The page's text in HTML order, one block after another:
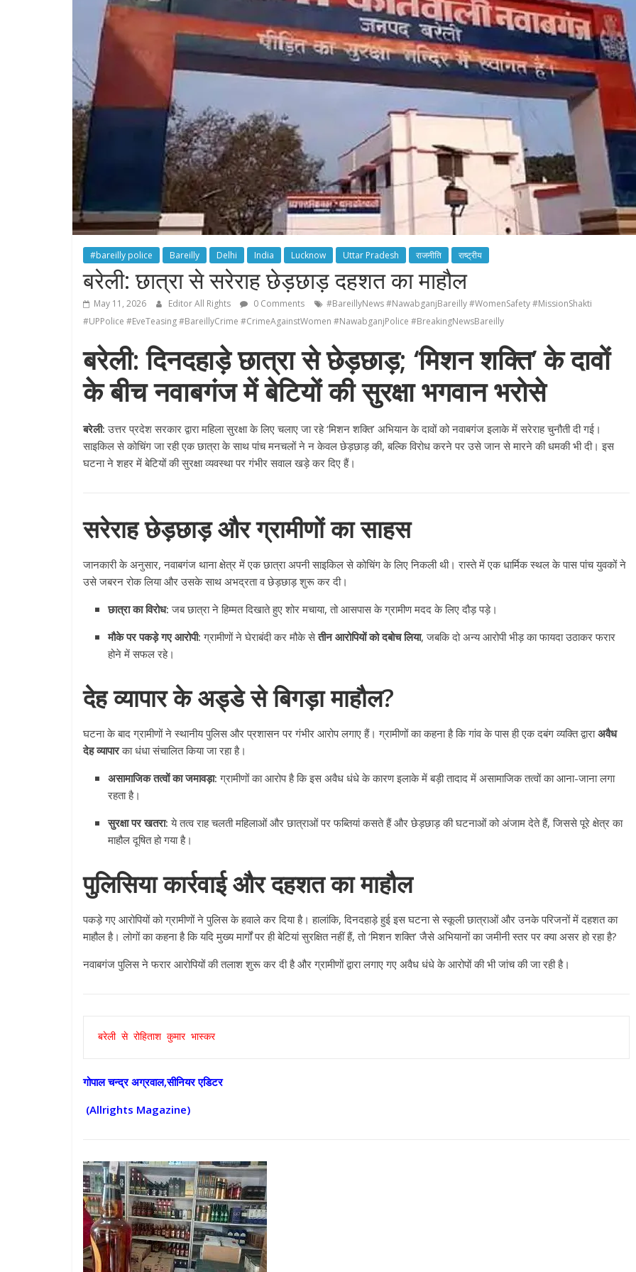
#bareilly police Bareilly Delhi India Lucknow Uttar Pradesh राजनीति राष्ट्रीय
बरेली: छात्रा से सरेराह छेड़छाड़ दहशत का माहौल
May 11, 2026 Editor All Rights 0 Comments
#BareillyNews #NawabganjBareilly #WomenSafety #MissionShakti
#UPPolice #EveTeasing #BareillyCrime #CrimeAgainstWomen #NawabganjPolice #BreakingNewsBareilly
बरेली: दिनदहाड़े छात्रा से छेड़छाड़; ‘मिशन शक्ति’ के दावों
के बीच नवाबगंज में बेटियों की सुरक्षा भगवान भरोसे
बरेली: उत्तर प्रदेश सरकार द्वारा महिला सुरक्षा के लिए चलाए जा रहे ‘मिशन शक्ति’ अभियान के दावों को नवाबगंज इलाके में सरेराह चुनौती दी गई।
साइकिल से कोचिंग जा रही एक छात्रा के साथ पांच मनचलों ने न केवल छेड़छाड़ की, बल्कि विरोध करने पर उसे जान से मारने की धमकी भी दी। इस
घटना ने शहर में बेटियों की सुरक्षा व्यवस्था पर गंभीर सवाल खड़े कर दिए हैं।
सरेराह छेड़छाड़ और ग्रामीणों का साहस
जानकारी के अनुसार, नवाबगंज थाना क्षेत्र में एक छात्रा अपनी साइकिल से कोचिंग के लिए निकली थी। रास्ते में एक धार्मिक स्थल के पास पांच युवकों ने
उसे जबरन रोक लिया और उसके साथ अभद्रता व छेड़छाड़ शुरू कर दी।
छात्रा का विरोध: जब छात्रा ने हिम्मत दिखाते हुए शोर मचाया, तो आसपास के ग्रामीण मदद के लिए दौड़ पड़े।
मौके पर पकड़े गए आरोपी: ग्रामीणों ने घेराबंदी कर मौके सेतीन आरोपियों को दबोच लिया, जबकि दो अन्य आरोपी भीड़ का फायदा उठाकर फरार
होने में सफल रहे।
देह व्यापार के अड्डे से बिगड़ा माहौल?
घटना के बाद ग्रामीणों ने स्थानीय पुलिस और प्रशासन पर गंभीर आरोप लगाए हैं। ग्रामीणों का कहना है कि गांव के पास ही एक दबंग व्यक्ति द्वाराअवैध
देह व्यापारका धंधा संचालित किया जा रहा है।
असामाजिक तत्वों का जमावड़ा: ग्रामीणों का आरोप है कि इस अवैध धंधे के कारण इलाके में बड़ी तादाद में असामाजिक तत्वों का आना-जाना लगा
रहता है।
सुरक्षा पर खतरा: ये तत्व राह चलती महिलाओं और छात्राओं पर फब्तियां कसते हैं और छेड़छाड़ की घटनाओं को अंजाम देते हैं, जिससे पूरे क्षेत्र का
माहौल दूषित हो गया है।
पुलिसिया कार्रवाई और दहशत का माहौल
पकड़े गए आरोपियों को ग्रामीणों ने पुलिस के हवाले कर दिया है। हालांकि, दिनदहाड़े हुई इस घटना से स्कूली छात्राओं और उनके परिजनों में दहशत का
माहौल है। लोगों का कहना है कि यदि मुख्य मार्गों पर ही बेटियां सुरक्षित नहीं हैं, तो ‘मिशन शक्ति’ जैसे अभियानों का जमीनी स्तर पर क्या असर हो रहा है?
नवाबगंज पुलिस ने फरार आरोपियों की तलाश शुरू कर दी है और ग्रामीणों द्वारा लगाए गए अवैध धंधे के आरोपों की भी जांच की जा रही है।
बरेली से रोहिताश कुमार भास्कर
गोपाल चन्द्र अग्रवाल,सीनियर एडिटर
(Allrights Magazine)